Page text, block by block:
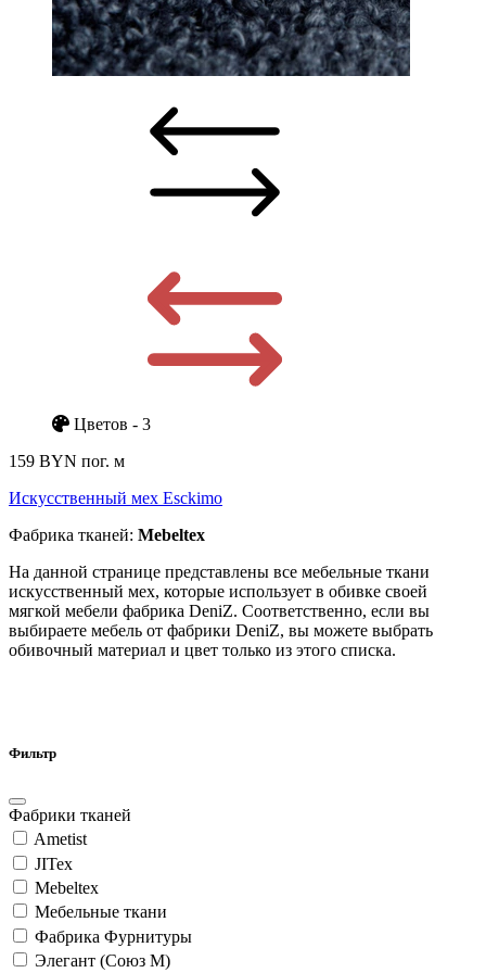
Цветов - 3
159 BYN пог. м
Искусственный мех Esсkimo
Фабрика тканей: Mebeltex
На данной странице представлены все мебельные ткани
искусственный мех, которые использует в обивке своей
мягкой мебели фабрика DeniZ. Соответственно, если вы
выбираете мебель от фабрики DeniZ, вы можете выбрать
обивочный материал и цвет только из этого списка.
Фильтр
Фабрики тканей
Ametist
JITex
Mebeltex
Мебельные ткани
Фабрика Фурнитуры
Элегант (Союз М)